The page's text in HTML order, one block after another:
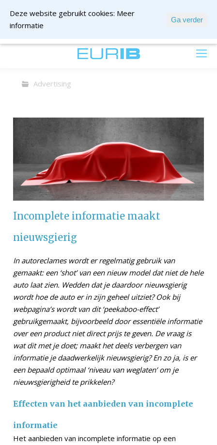
Advertising
Incomplete informatie maakt
nieuwsgierig
In autoreclames wordt er regelmatig gebruik van
gemaakt: een ‘shot’ van een nieuw model dat niet de hele
auto laat zien. Wedden dat je daardoor nieuwsgierig
wordt hoe de auto er in zijn geheel uitziet? Ook bij
webpagina’s wordt van dit ‘peekaboo-effect’
gebruikgemaakt, bijvoorbeeld door essentiële informatie
over een product niet direct prijs te geven. De vraag is
wat dit met je doet; maakt het deels verbergen van
informatie je daadwerkelijk nieuwsgierig? En zo ja, is er
een bepaald optimaal ‘niveau van weglaten’ om je
nieuwsgierigheid te prikkelen?
Effecten van het aanbieden van incomplete
informatie
Het aanbieden van incomplete informatie op een
Deze website gebruikt cookies: Meer
informatie
Ga verder